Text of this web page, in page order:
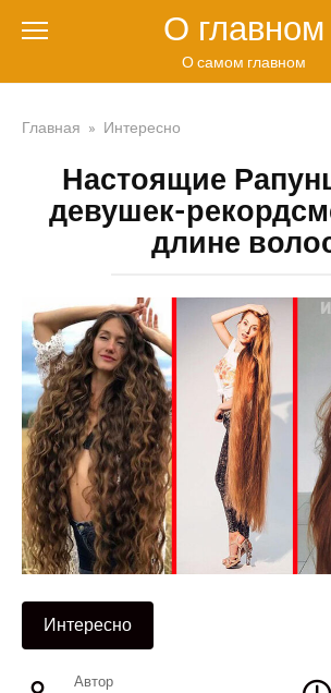
О главном
О самом главном
Главная » Интересно
Настоящие
девушек-
длине
Интересно
Автор